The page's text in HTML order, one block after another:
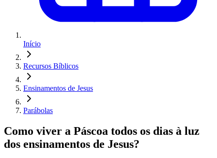
Início
Recursos Bíblicos
Ensinamentos de Jesus
Parábolas
Como viver a Páscoa todos os dias à luz
dos ensinamentos de Jesus?